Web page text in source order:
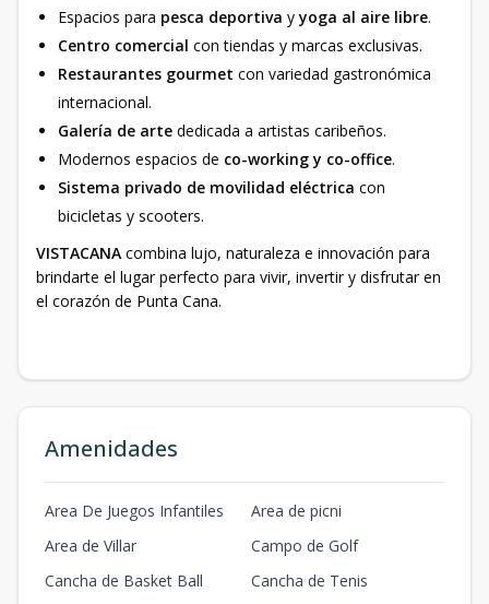
Espacios para pesca deportiva yyoga al aire libre.
Centro comercial con tiendas y marcas exclusivas.
Restaurantes gourmet con variedad gastronómica
internacional.
Galería de arte dedicada a artistas caribeños.
Modernos espacios de co-working y co-office.
Sistema privado de movilidad eléctrica con
bicicletas y scooters.
VISTACANA combina lujo, naturaleza e innovación para
brindarte el lugar perfecto para vivir, invertir y disfrutar en
el corazón de Punta Cana.
Amenidades
Area De Juegos Infantiles
Area de picni
Area de Villar
Campo de Golf
Cancha de Basket Ball
Cancha de Tenis